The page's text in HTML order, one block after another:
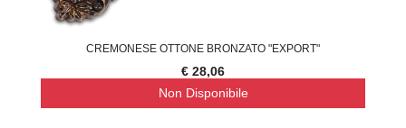
CREMONESE OTTONE BRONZATO "EXPORT"
€ 28,06
Non Disponibile